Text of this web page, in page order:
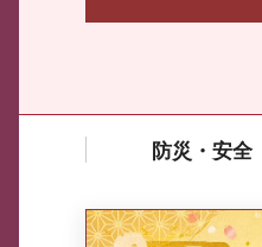
防災・安全